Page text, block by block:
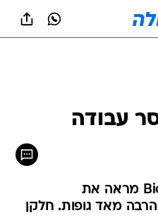
עבודה
טריילר חדש ל-Bioshock 2 מראה את
מאד גופות. חלקן